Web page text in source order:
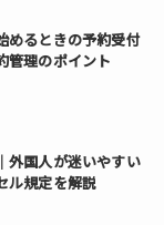
めるときの予約受付
管理のポイント
外国人が迷いやすい
ル規定を解説